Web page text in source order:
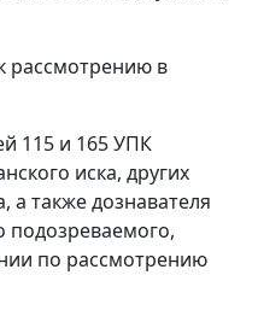
рассмотрению в
115 и 165УПК
иска, других
а также дознавателя
подозреваемого,
по рассмотрению